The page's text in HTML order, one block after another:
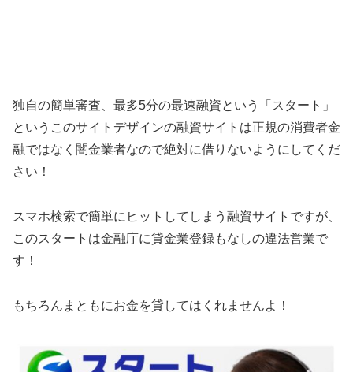
独自の簡単審査、最多5分の最速融資 という「 スタート 」
というこのサイトデザインの融資サイトは正規の消費者金
融ではなく闇金業者なので絶対に借りないようにしてくだ
さい！
スマホ検索で簡単にヒットしてしまう融資サイトですが、
このスタート は金融庁に貸金業登録もなしの違法営業で
す！
もちろんまともにお金を貸してはくれませんよ！